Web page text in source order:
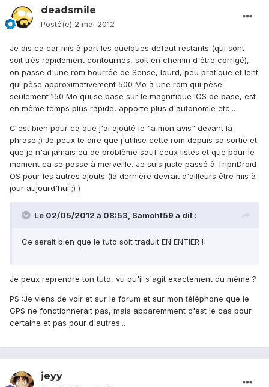
deadsmile
Posté(e) 2 mai 2012
Je dis ca car mis à part les quelques défaut restants (qui sont
soit très rapidement contournés, soit en chemin d'être corrigé),
on passe d'une rom bourrée de Sense, lourd, peu pratique et lent
qui pèse approximativement 500 Mo à une rom qui pèse
seulement 150 Mo qui se base sur le magnifique ICS de base, est
en même temps plus rapide, apporte plus d'autonomie etc...
C'est bien pour ca que j'ai ajouté le "a mon avis" devant la
phrase ;) Je peux te dire que j'utilise cette rom depuis sa sortie et
que je n'ai jamais eu de problème sauf ceux listés et que pour le
moment ca se passe à merveille. Je suis juste passé à TripnDroid
OS pour les autres ajouts (la dernière devrait d'ailleurs être mis à
jour aujourd'hui ;) )
Le 02/05/2012 à 08:53, Samoht59 a dit :
Ce serait bien que le tuto soit traduit EN ENTIER !
Je peux reprendre ton tuto, vu qu'il s'agit exactement du même ?
PS :Je viens de voir et sur le forum et sur mon téléphone que le
GPS ne fonctionnerait pas, mais apparemment c'est le cas pour
certaine et pas pour d'autres...
jeyy